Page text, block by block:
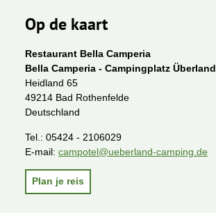
Op de kaart
Restaurant Bella Camperia
Bella Camperia - Campingplatz Überland
Heidland 65
49214 Bad Rothenfelde
Deutschland
Tel.: 05424 - 2106029
E-mail: campotel@ueberland-camping.de
Plan je reis